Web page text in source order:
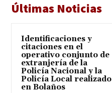
Últimas Noticias
Identificaciones y
citaciones en el
operativo conjunto de
extranjería de la
Policía Nacional y la
Policía Local realizado
en Bolaños